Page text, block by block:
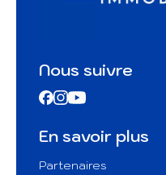
Nous suivre
En savoir plus
Partenaires